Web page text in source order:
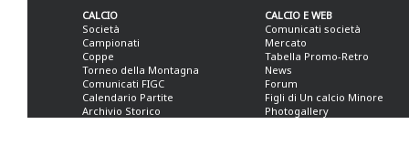
CALCIO
Società
Campionati
Coppe
Torneo della Montagna
Comunicati FIGC
Calendario Partite
Archivio Storico
CALCIO E WEB
Comunicati società
Mercato
Tabella Promo-Retro
News
Forum
Figli di Un calcio Minore
Photogallery